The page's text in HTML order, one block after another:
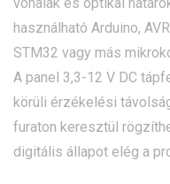
használható Arduino,
STM32 vagy más
A panel 3,3-12 V DC
körüli érzékelési
furaton keresztül
digitális állapot elég a